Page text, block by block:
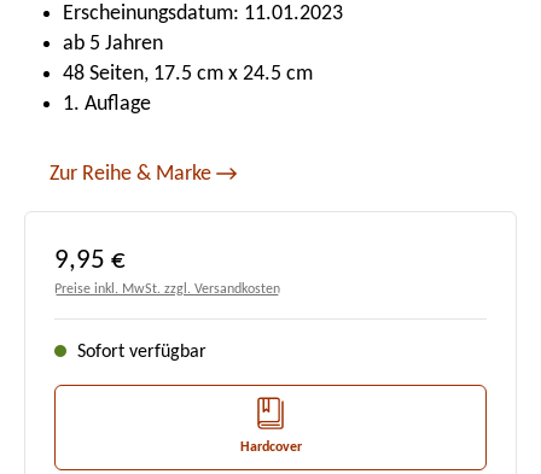
Erscheinungsdatum: 11.01.2023
ab 5 Jahren
48 Seiten, 17.5 cm x 24.5 cm
1. Auflage
Zur Reihe & Marke
Regulärer Preis:
9,95 €
Preise inkl. MwSt. zzgl. Versandkosten
Sofort verfügbar
Hardcover